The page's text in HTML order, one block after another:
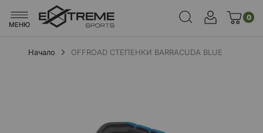
МЕНЮ
0
Начало
OFFROAD СТЕПЕНКИ BARRACUDA BLUE